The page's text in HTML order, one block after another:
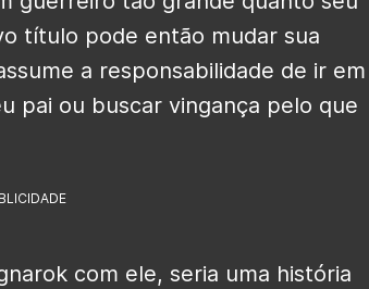
título pode então mudar sua
a responsabilidade de ir em
pai ou buscar vingança pelo que
com ele, seria uma história